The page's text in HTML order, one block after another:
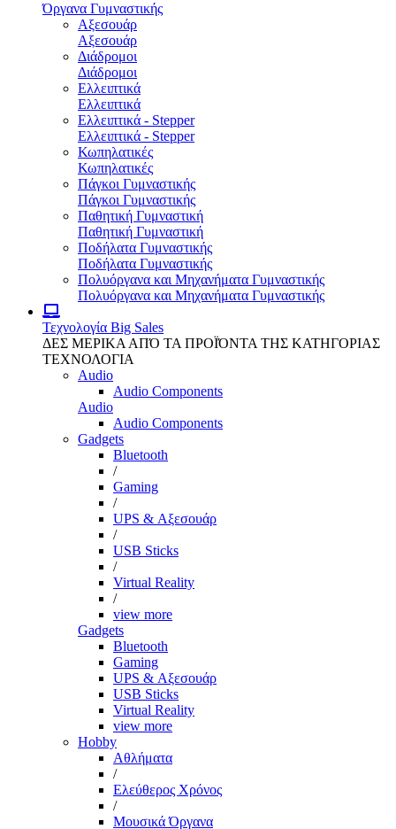
Όργανα Γυμναστικής
Αξεσουάρ
Αξεσουάρ
Διάδρομοι
Διάδρομοι
Ελλειπτικά
Ελλειπτικά
Ελλειπτικά - Stepper
Ελλειπτικά - Stepper
Κωπηλατικές
Κωπηλατικές
Πάγκοι Γυμναστικής
Πάγκοι Γυμναστικής
Παθητική Γυμναστική
Παθητική Γυμναστική
Ποδήλατα Γυμναστικής
Ποδήλατα Γυμναστικής
Πολυόργανα και Μηχανήματα Γυμναστικής
Πολυόργανα και Μηχανήματα Γυμναστικής
Τεχνολογία Big Sales
ΔΕΣ ΜΕΡΙΚΑ ΑΠΌ ΤΑ ΠΡΟΪΌΝΤΑ ΤΗΣ ΚΑΤΗΓΟΡΙΑΣ
ΤΕΧΝΟΛΟΓΙΑ
Audio
Audio Components
Audio
Audio Components
Gadgets
Bluetooth
/
Gaming
/
UPS & Αξεσουάρ
/
USB Sticks
/
Virtual Reality
/
view more
Gadgets
Bluetooth
Gaming
UPS & Αξεσουάρ
USB Sticks
Virtual Reality
view more
Hobby
Αθλήματα
/
Ελεύθερος Χρόνος
/
Μουσικά Όργανα